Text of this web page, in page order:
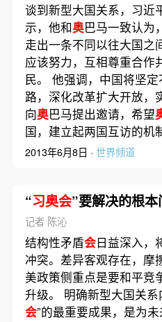
谈到新型大国关系，习近
示，他和奥巴马一致认为
走出一条不同以往大国之
应该努力，互相尊重合作
民。 他强调，中国将坚
路，深化改革扩大开放，
向奥巴马提出邀请，希望
国，建立起两国互访的
2013年6月8日 · 世界频道
“习奥会”要解决的根本
记者 陈沁
结构性矛盾会日益深入，
冲突。差异客观存在，摩
美政策侧重点是要和平竞
升级。 明确新型大国关
会”的最重要成果，是为